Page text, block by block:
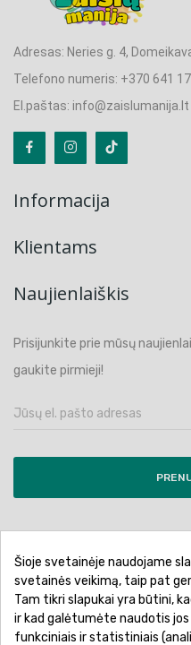
Adresas: Neries g. 4,
Telefono numeris: +370 641
El.paštas: info@zaislumanija.lt
Informacija
Klientams
Naujienlaiškis
Prisijunkite prie mūsų
gaukite pirmieji!
Pirkimo sąlygos ir
Garantinis
Prekių grąžinimas
Šioje svetainėje naudojame
svetainės veikimą, taip pat
Tam tikri slapukai yra būtini,
ir kad galėtumėte naudotis
funkciniais ir statistiniais